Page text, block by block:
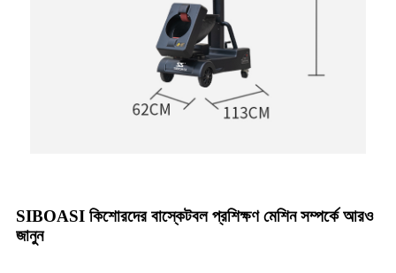
SIBOASI কিশোরদের বাস্কেটবল প্রশিক্ষণ মেশিন সম্পর্কে আরও
জানুন